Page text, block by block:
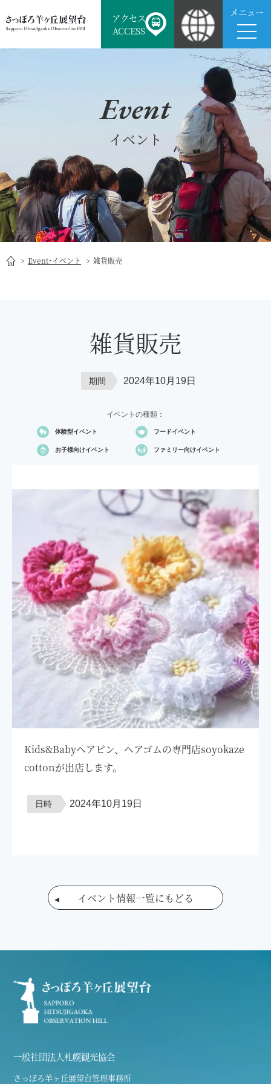
アクセス
ACCESS
メニュー
Event
イベント
Event･イベント 雑貨販売
雑貨販売
期間 2024年10月19日
イベントの種類：
体験型イベント フードイベント
お子様向けイベント ファミリー向けイベント
Kids&Babyヘアピン、ヘアゴムの専門店soyokaze
cottonが出店します。
日時 2024年10月19日
イベント情報一覧にもどる
一般社団法人札幌観光協会
さっぽろ羊ヶ丘展望台管理事務所